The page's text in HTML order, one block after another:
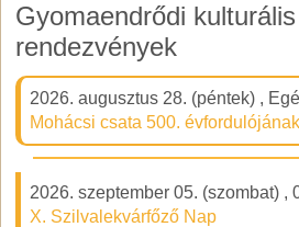
Gyomaendrődi
rendezvények
2026. augusztus 28. (péntek) ,
Mohácsi csata 500.
2026. szeptember 05. (szombat) ,
X. Szilvalekvárfőző Nap